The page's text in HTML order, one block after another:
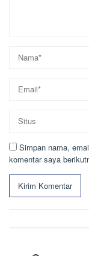
Simpan nama,
komentar saya